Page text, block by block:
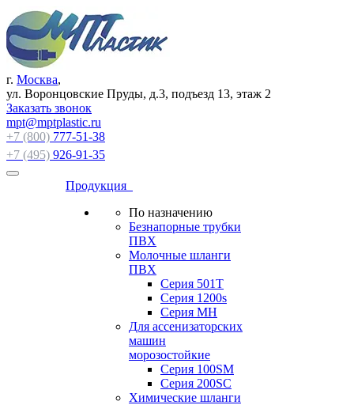
г. Москва,
ул. Воронцовские Пруды, д.3, подъезд 13, этаж 2
Заказать звонок
mpt@mptplastic.ru
+7 (800) 777-51-38
+7 (495) 926-91-35
Продукция
По назначению
Безнапорные трубки
ПВХ
Молочные шланги
ПВХ
Серия 501T
Серия 1200s
Серия МН
Для ассенизаторских
машин
морозостойкие
Серия 100SM
Серия 200SС
Химические шланги